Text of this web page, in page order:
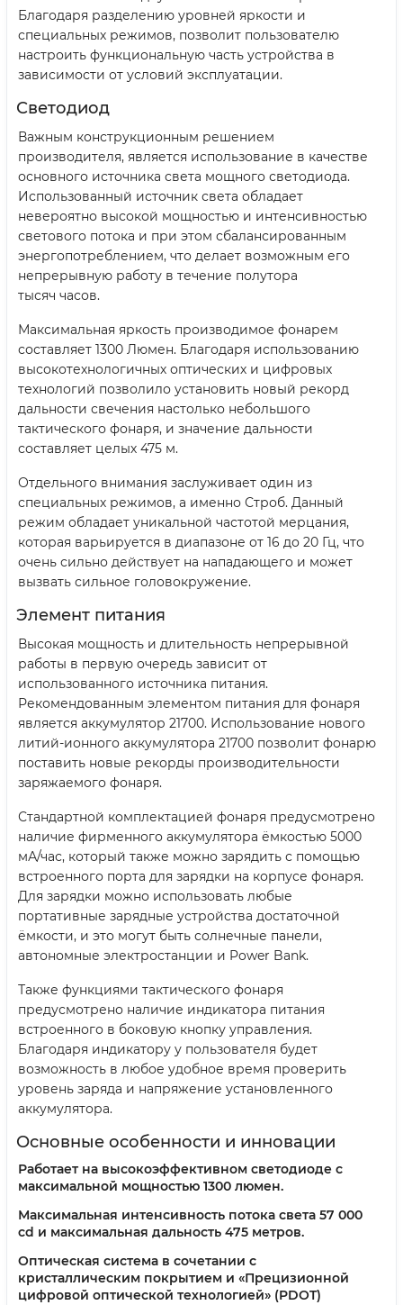
Благодаря разделению уровней яркости и
специальных режимов, позволит пользователю
настроить функциональную часть устройства в
зависимости от условий эксплуатации.
Светодиод
Важным конструкционным решением
производителя, является использование в качестве
основного источника света мощного светодиода.
Использованный источник света обладает
невероятно высокой мощностью и интенсивностью
светового потока и при этом сбалансированным
энергопотреблением, что делает возможным его
непрерывную работу в течение полутора
тысяч часов.
Максимальная яркость производимое фонарем
составляет 1300 Люмен. Благодаря использованию
высокотехнологичных оптических и цифровых
технологий позволило установить новый рекорд
дальности свечения настолько небольшого
тактического фонаря, и значение дальности
составляет целых 475 м.
Отдельного внимания заслуживает один из
специальных режимов, а именно Строб. Данный
режим обладает уникальной частотой мерцания,
которая варьируется в диапазоне от 16 до 20 Гц, что
очень сильно действует на нападающего и может
вызвать сильное головокружение.
Элемент питания
Высокая мощность и длительность непрерывной
работы в первую очередь зависит от
использованного источника питания.
Рекомендованным элементом питания для фонаря
является аккумулятор 21700. Использование нового
литий-ионного аккумулятора 21700 позволит фонарю
поставить новые рекорды производительности
заряжаемого фонаря.
Стандартной комплектацией фонаря предусмотрено
наличие фирменного аккумулятора ёмкостью 5000
мА/час, который также можно зарядить с помощью
встроенного порта для зарядки на корпусе фонаря.
Для зарядки можно использовать любые
портативные зарядные устройства достаточной
ёмкости, и это могут быть солнечные панели,
автономные электростанции и Power Bank.
Также функциями тактического фонаря
предусмотрено наличие индикатора питания
встроенного в боковую кнопку управления.
Благодаря индикатору у пользователя будет
возможность в любое удобное время проверить
уровень заряда и напряжение установленного
аккумулятора.
Основные особенности и инновации
Работает на высокоэффективном светодиоде с
максимальной мощностью 1300 люмен.
Максимальная интенсивность потока света 57 000
cd и максимальная дальность 475 метров.
Оптическая система в сочетании с
кристаллическим покрытием и «Прецизионной
цифровой оптической технологией» (PDOT)